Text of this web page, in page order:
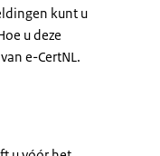
kunt u
u deze
e-CertNL.